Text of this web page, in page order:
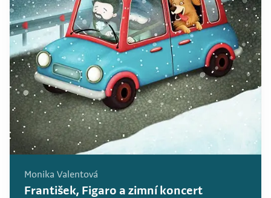
Monika Valentová
František, Figaro a zimní koncert